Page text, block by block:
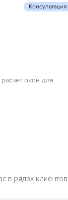
Консультация
окон для
в рядах